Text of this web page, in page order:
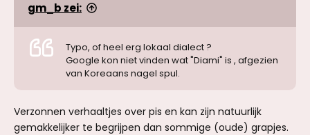
gm_b zei:
Typo, of heel erg lokaal dialect ?
Google kon niet vinden wat "Diami" is , afgezien
van Koreaans nagel spul.
Verzonnen verhaaltjes over pis en kan zijn natuurlijk
gemakkelijker te begrijpen dan sommige (oude) grapjes.